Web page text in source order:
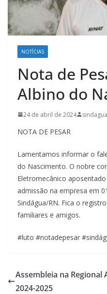
NOTÍCIAS
Nota de
Albino do
24 de abril de 2024
NOTA DE PESAR
Lamentamos informar o
do Nascimento. O nobre
Eletromecânico aposentado
admissão na empresa em
Sindágua/RN. Fica o
familiares e amigos.
#luto #notadepesar
Assembleia na Regional
2024-2025